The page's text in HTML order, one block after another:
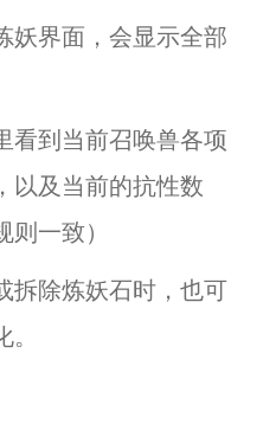
界面，会显示全部
到当前召唤兽各项
以及当前的抗性数
一致）
除炼妖石时，也可